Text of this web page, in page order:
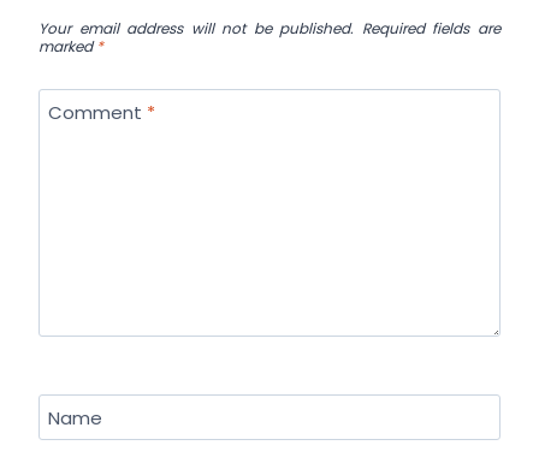
Your email address will not be published. Required fields are
marked*
Comment *
Name